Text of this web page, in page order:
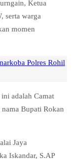
Ketua
serta warga
momen
Polres Rohil
adalah Camat
Bupati Rokan
Jaya
Iskandar, S.AP